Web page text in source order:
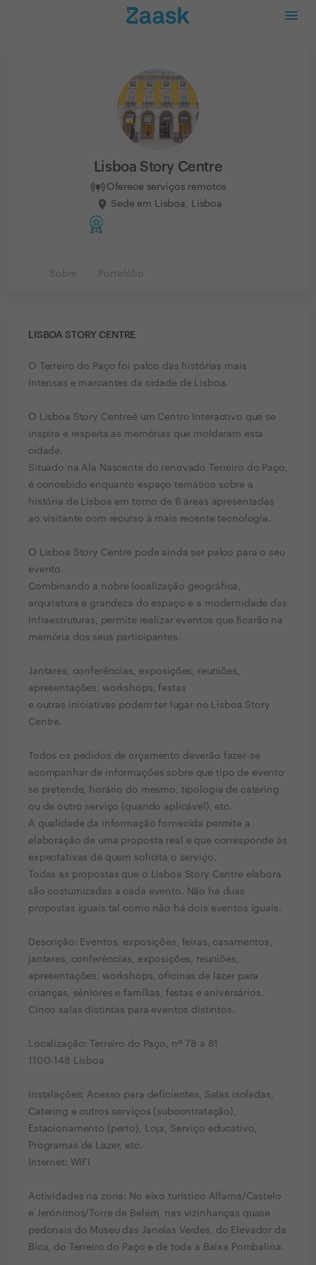
Lisboa Story Centre
Oferece serviços remotos
Sede em Lisboa, Lisboa
Sobre Portefólio
LISBOA STORY CENTRE
O Terreiro do Paço foi palco das histórias mais
intensas e marcantes da cidade de Lisboa.
O Lisboa Story Centreé um Centro Interactivo que se
inspira e respeita as memórias que moldaram esta
cidade.
Situado na Ala Nascente do renovado Terreiro do Paço,
é concebido enquanto espaço temático sobre a
história de Lisboa em torno de 6 áreas apresentadas
ao visitante com recurso à mais recente tecnologia.
O Lisboa Story Centre pode ainda ser palco para o seu
evento.
Combinando a nobre localização geográfica,
arquitetura e grandeza do espaço e a modernidade das
infraestruturas, permite realizar eventos que ficarão na
memória dos seus participantes.
Jantares, conferências, exposições, reuniões,
apresentações, workshops, festas
e outras iniciativas podem ter lugar no Lisboa Story
Centre.
Todos os pedidos de orçamento deverão fazer-se
acompanhar de informações sobre que tipo de evento
se pretende, horário do mesmo, tipologia de catering
ou de outro serviço (quando aplicável), etc.
A qualidade da informação fornecida permite a
elaboração de uma proposta real e que corresponde às
expectativas de quem solicita o serviço.
Todas as propostas que o Lisboa Story Centre elabora
são costumizadas a cada evento. Não há duas
propostas iguais tal como não há dois eventos iguais.
Descrição: Eventos, exposições, feiras, casamentos,
jantares, conferências, exposições, reuniões,
apresentações, workshops, oficinas de lazer para
crianças, séniores e famílias, festas e aniversários.
Cinco salas distintas para eventos distintos.
Localização: Terreiro do Paço, nº 78 a 81
1100-148 Lisboa
Instalações: Acesso para deficientes, Salas isoladas,
Catering e outros serviços (subcontratação),
Estacionamento (perto), Loja, Serviço educativo,
Programas de Lazer, etc.
Internet: WIFI
Actividades na zona: No eixo turístico Alfama/Castelo
e Jerónimos/Torre de Belém, nas vizinhanças quase
pedonais do Museu das Janelas Verdes, do Elevador da
Bica, do Terreiro do Paço e de toda a Baixa Pombalina.